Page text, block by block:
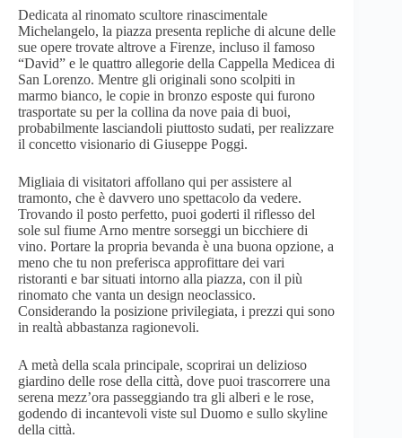
Dedicata al rinomato scultore rinascimentale
Michelangelo, la piazza presenta repliche di alcune delle
sue opere trovate altrove a Firenze, incluso il famoso
“David” e le quattro allegorie della Cappella Medicea di
San Lorenzo. Mentre gli originali sono scolpiti in
marmo bianco, le copie in bronzo esposte qui furono
trasportate su per la collina da nove paia di buoi,
probabilmente lasciandoli piuttosto sudati, per realizzare
il concetto visionario di Giuseppe Poggi.
Migliaia di visitatori affollano qui per assistere al
tramonto, che è davvero uno spettacolo da vedere.
Trovando il posto perfetto, puoi goderti il riflesso del
sole sul fiume Arno mentre sorseggi un bicchiere di
vino. Portare la propria bevanda è una buona opzione, a
meno che tu non preferisca approfittare dei vari
ristoranti e bar situati intorno alla piazza, con il più
rinomato che vanta un design neoclassico.
Considerando la posizione privilegiata, i prezzi qui sono
in realtà abbastanza ragionevoli.
A metà della scala principale, scoprirai un delizioso
giardino delle rose della città, dove puoi trascorrere una
serena mezz’ora passeggiando tra gli alberi e le rose,
godendo di incantevoli viste sul Duomo e sullo skyline
della città.